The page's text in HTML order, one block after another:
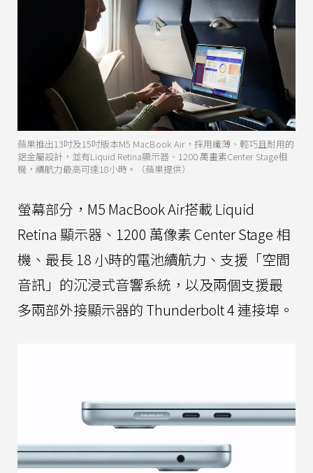
蘋果推出13吋及15吋版本M5 MacBook Air，採用纖薄、輕巧且耐用的
鋁金屬設計，並有Liquid Retina顯示器、1200 萬畫素Center Stage相
機，續航力最高可達18小時。（蘋果提供）
螢幕部分，M5 MacBook Air搭載 Liquid
Retina 顯示器、1200 萬像素 Center Stage 相
機、最長 18 小時的電池續航力、支援「空間
音訊」的沉浸式音響系統，以及兩個支援最
多兩部外接顯示器的 Thunderbolt 4 連接埠。